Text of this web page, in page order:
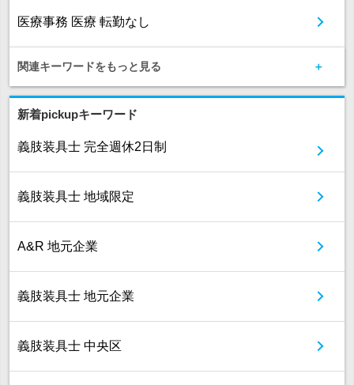
医療事務 医療 転勤なし
関連キーワードをもっと見る
新着pickupキーワード
義肢装具士 完全週休2日制
義肢装具士 地域限定
A&R 地元企業
義肢装具士 地元企業
義肢装具士 中央区